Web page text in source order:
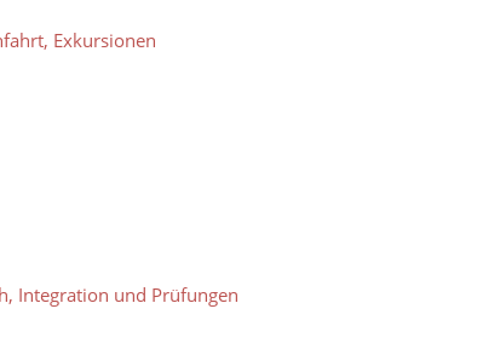
Exkursionen
Integration und Prüfungen